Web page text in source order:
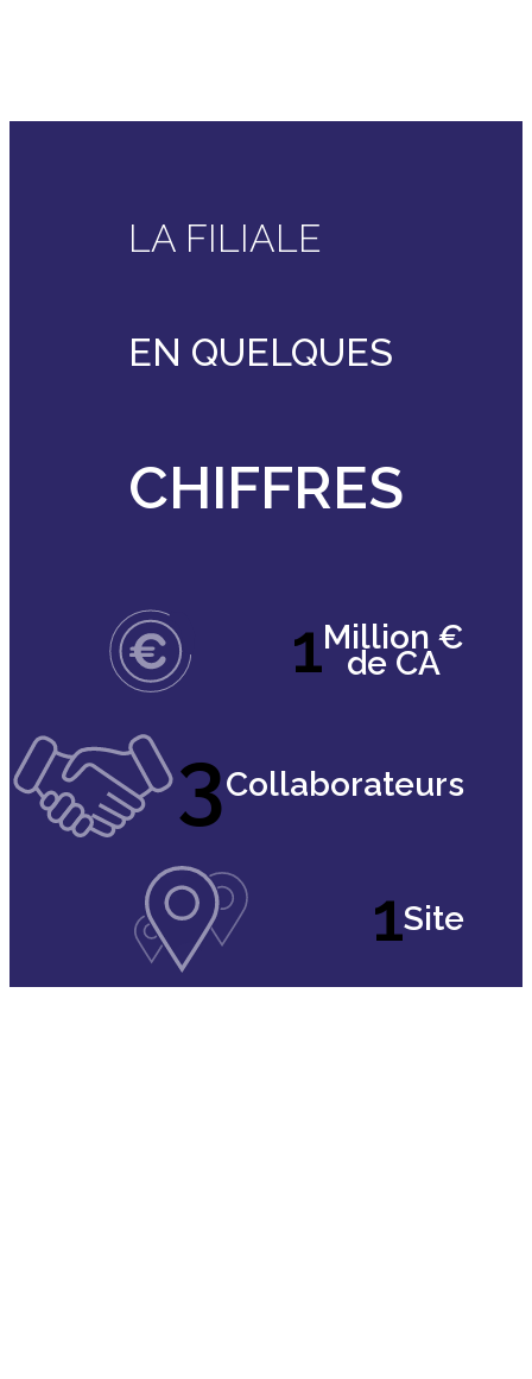
LA FILIALE
EN QUELQUES
CHIFFRES
1Million €
de CA
3Collaborateurs
1Site